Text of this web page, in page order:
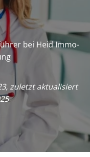
bei Heid Im­mo­
zuletzt aktualisiert